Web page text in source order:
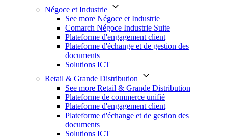
Négoce et Industrie
See more Négoce et Industrie
Comarch Négoce Industrie Suite
Plateforme d'engagement client
Plateforme d'échange et de gestion des
documents
Solutions ICT
Retail & Grande Distribution
See more Retail & Grande Distribution
Plateforme de commerce unifié
Plateforme d'engagement client
Plateforme d'échange et de gestion des
documents
Solutions ICT